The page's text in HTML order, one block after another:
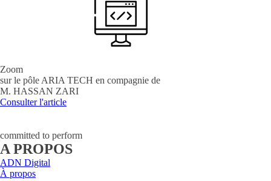
Zoom
sur le pôle ARIA TECH en compagnie de
M. HASSAN ZARI
Consulter l'article
committed to perform
A PROPOS
ADN Digital
À propos